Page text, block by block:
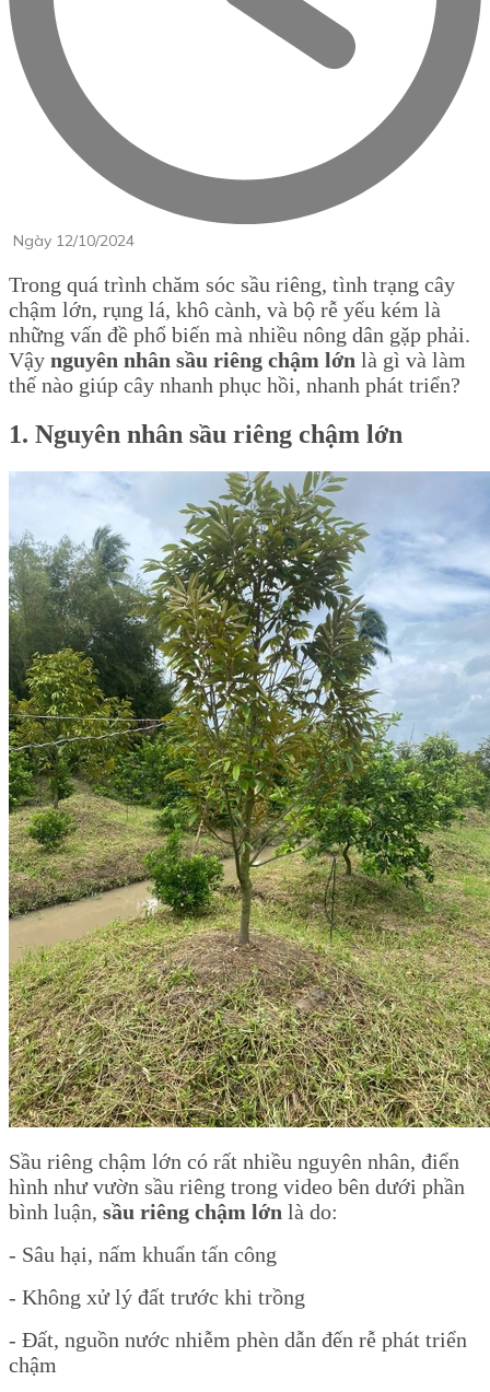
Ngày 12/10/2024
Trong quá trình chăm sóc sầu riêng, tình trạng cây
chậm lớn, rụng lá, khô cành, và bộ rễ yếu kém là
những vấn đề phổ biến mà nhiều nông dân gặp phải.
Vậy nguyên nhân sầu riêng chậm lớn là gì và làm
thế nào giúp cây nhanh phục hồi, nhanh phát triển?
1. Nguyên nhân sầu riêng chậm lớn
Sầu riêng chậm lớn có rất nhiều nguyên nhân, điển
hình như vườn sầu riêng trong video bên dưới phần
bình luận, sầu riêng chậm lớn là do:
- Sâu hại, nấm khuẩn tấn công
- Không xử lý đất trước khi trồng
- Đất, nguồn nước nhiễm phèn dẫn đến rễ phát triển
chậm